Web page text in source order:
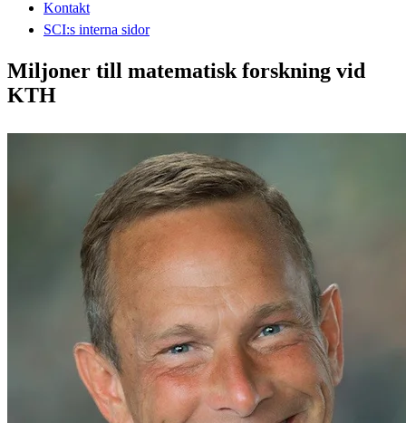
Kontakt
SCI:s interna sidor
Miljoner till matematisk forskning vid
KTH